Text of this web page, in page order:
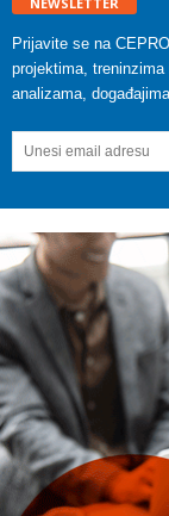
Prijavite se na
projektima,
analizama,